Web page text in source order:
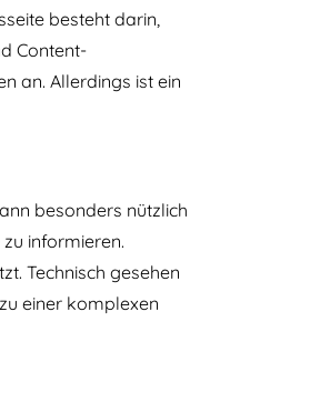
besteht darin,
Content-
an. Allerdings ist ein
besonders nützlich
informieren.
Technisch gesehen
einer komplexen